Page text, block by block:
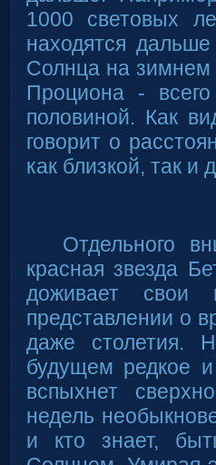
1000 световых
находятся
Солнца на зимнем
Проциона -
половиной. Как
говорит о
как близкой, так и
Отдельного
красная звезда
доживает
представлении о
даже столетия.
будущем редкое и
вспыхнет
недель
и кто знает,